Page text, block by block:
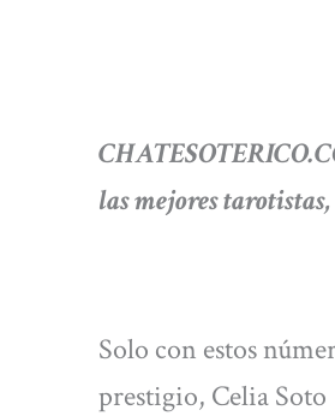
las mejores
Solo con estos
prestigio, Celia Soto